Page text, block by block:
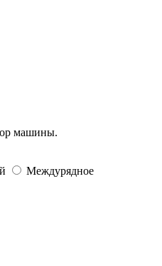
машины.
Междурядное